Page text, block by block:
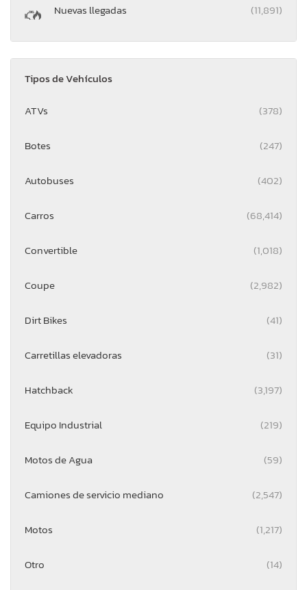
Nuevas llegadas (11,891)
Tipos de Vehículos
ATVs (378)
Botes (247)
Autobuses (402)
Carros (68,414)
Convertible (1,018)
Coupe (2,982)
Dirt Bikes (41)
Carretillas elevadoras (31)
Hatchback (3,197)
Equipo Industrial (219)
Motos de Agua (59)
Camiones de servicio mediano (2,547)
Motos (1,217)
Otro (14)